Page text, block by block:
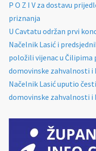
P O Z I V za dostavu
priznanja
U Cavtatu održan prvi
Načelnik Lasić i
položili vijenac u Čilipima
domovinske zahvalnosti
Načelnik Lasić uputio
domovinske zahvalnosti